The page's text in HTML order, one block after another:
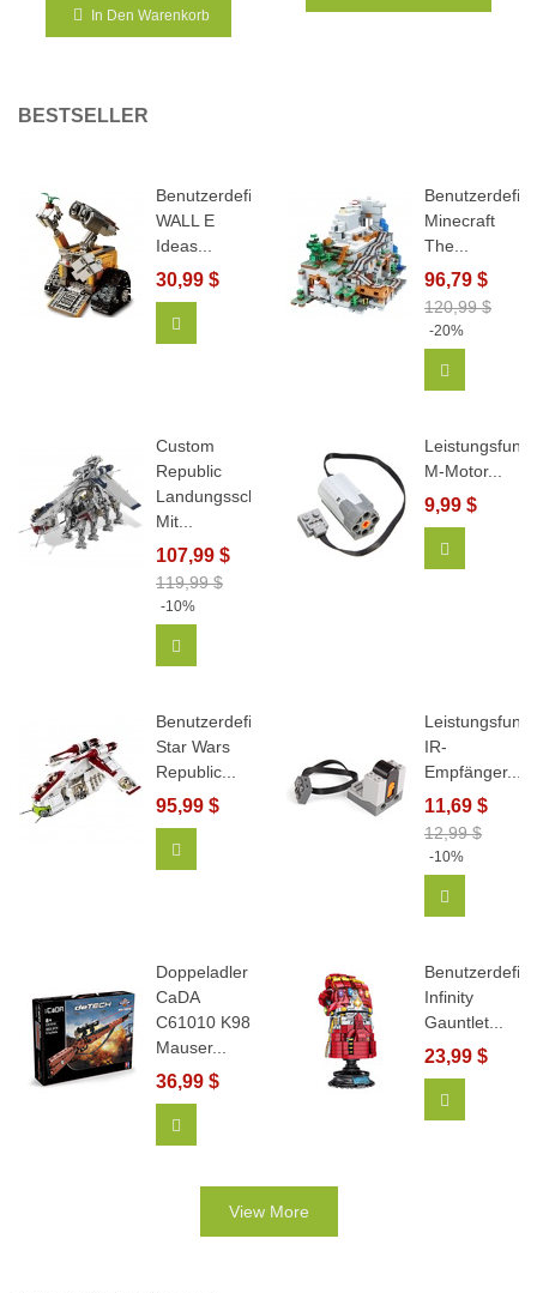
In Den Warenkorb
BESTSELLER
Benutzerdefiniertes
WALL E
Ideas...
30,99 $
Minecraft
The...
96,79 $
120,99 $
-20%
Custom
Republic
Landungsschiff
Mit...
107,99 $
119,99 $
-10%
M-Motor...
9,99 $
Benutzerdefinierte
Star Wars
Republic...
95,99 $
IR-
Empfänger...
11,69 $
12,99 $
-10%
Doppeladler
CaDA
C61010 K98
Mauser...
36,99 $
Infinity
Gauntlet...
23,99 $
View More